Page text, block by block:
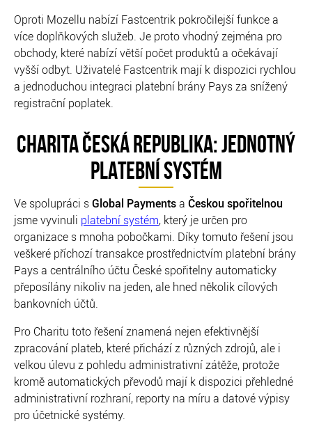
Oproti Mozellu nabízí Fastcentrik pokročilejší funkce a
více doplňkových služeb. Je proto vhodný zejména pro
obchody, které nabízí větší počet produktů a očekávají
vyšší odbyt. Uživatelé Fastcentrik mají k dispozici rychlou
a jednoduchou integraci platební brány Pays za snížený
registrační poplatek.
CHARITA ČESKÁ REPUBLIKA: JEDNOTNÝ
PLATEBNÍ SYSTÉM
Ve spolupráci sGlobal Paymentsa Českou spořitelnou
jsme vyvinuli platební systém, který je určen pro
organizace s mnoha pobočkami. Díky tomuto řešení jsou
veškeré příchozí transakce prostřednictvím platební brány
Pays a centrálního účtu České spořitelny automaticky
přeposílány nikoliv na jeden, ale hned několik cílových
bankovních účtů.
Pro Charitu toto řešení znamená nejen efektivnější
zpracování plateb, které přichází z různých zdrojů, ale i
velkou úlevu z pohledu administrativní zátěže, protože
kromě automatických převodů mají k dispozici přehledné
administrativní rozhraní, reporty na míru a datové výpisy
pro účetnické systémy.